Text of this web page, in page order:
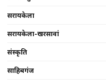
सरायकेला
सरायकेला-खरसावां
संस्कृति
साहिबगंज